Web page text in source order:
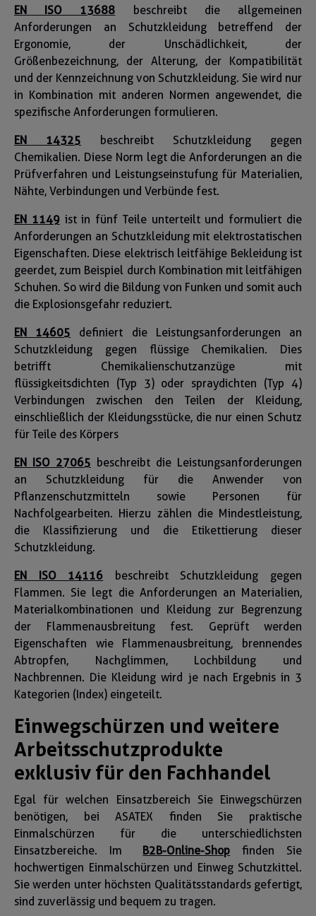
EN ISO 13688 beschreibt die allgemeinen
Anforderungen an Schutzkleidung betreffend der
Ergonomie, der Unschädlichkeit, der
Größenbezeichnung, der Alterung, der Kompatibilität
und der Kennzeichnung von Schutzkleidung. Sie wird nur
in Kombination mit anderen Normen angewendet, die
spezifische Anforderungen formulieren.
EN 14325 beschreibt Schutzkleidung gegen
Chemikalien. Diese Norm legt die Anforderungen an die
Prüfverfahren und Leistungseinstufung für Materialien,
Nähte, Verbindungen und Verbünde fest.
EN 1149ist in fünf Teile unterteilt und formuliert die
Anforderungen an Schutzkleidung mit elektrostatischen
Eigenschaften. Diese elektrisch leitfähige Bekleidung ist
geerdet, zum Beispiel durch Kombination mit leitfähigen
Schuhen. So wird die Bildung von Funken und somit auch
die Explosionsgefahr reduziert.
EN 14605 definiert die Leistungsanforderungen an
Schutzkleidung gegen flüssige Chemikalien. Dies
betrifft Chemikalienschutzanzüge mit
flüssigkeitsdichten (Typ 3) oder spraydichten (Typ 4)
Verbindungen zwischen den Teilen der Kleidung,
einschließlich der Kleidungsstücke, die nur einen Schutz
für Teile des Körpers
EN ISO 27065 beschreibt die Leistungsanforderungen
an Schutzkleidung für die Anwender von
Pflanzenschutzmitteln sowie Personen für
Nachfolgearbeiten. Hierzu zählen die Mindestleistung,
die Klassifizierung und die Etikettierung dieser
Schutzkleidung.
EN ISO 14116 beschreibt Schutzkleidung gegen
Flammen. Sie legt die Anforderungen an Materialien,
Materialkombinationen und Kleidung zur Begrenzung
der Flammenausbreitung fest. Geprüft werden
Eigenschaften wie Flammenausbreitung, brennendes
Abtropfen, Nachglimmen, Lochbildung und
Nachbrennen. Die Kleidung wird je nach Ergebnis in 3
Kategorien (Index) eingeteilt.
Einwegschürzen und weitere
Arbeitsschutzprodukte
exklusiv für den Fachhandel
Egal für welchen Einsatzbereich Sie Einwegschürzen
benötigen, bei ASATEX finden Sie praktische
Einmalschürzen für die unterschiedlichsten
Einsatzbereiche. Im
B2B-Online-Shop finden Sie
hochwertigen Einmalschürzen und Einweg Schutzkittel.
Sie werden unter höchsten Qualitätsstandards gefertigt,
sind zuverlässig und bequem zu tragen.